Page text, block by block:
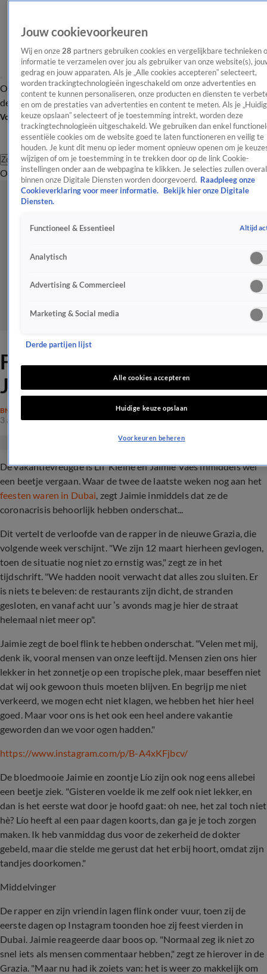
OverzichtAfleveringen Entertainment TV Algemeen
Tip
de redactieNieuwsbrief
Volg Shownieuws
Zoeken
OverzichtEntertainmentSpraakmakendRealityCrimeVideo's
Feestvreugde Lil' Kleine en
Jaimie in Dubai toch vergaan
BN'ERS
3 apr 2020, 18:08
De vakantievreugde is Lil' Kleine en Jaimie Vaes inmiddels wel
een beetje vergaan. Waar de twee de laatste weken nog aan het
feesten waren in Dubai, zegt Jaimie inmiddels dat ze de
coronacrisis behoorlijk hebben onderschat...
Dit vertelt de verloofde van de rapper in de nieuwe Grazia, die
volgende week verschijnt. "We zijn 12 maart hierheen gevlogen,
toen de situatie nog niet zo ernstig was," zegt ze in het
tijdschrift. "We hadden nooit verwacht dat alles zou sluiten. Er
is niets te beleven: de restaurants zijn dicht, de stranden
gesloten, en vanaf acht uur ’s avonds mag je hier de straat
helemaal niet meer op".
Jaimie zegt de boel flink te hebben onderschat. "Velen met mij,
denk ik, vooral mensen van onze leeftijd. Mensen zien ons hier
lekker in het zonnetje op een tropische plek, maar beseffen niet
dat wij ook gewoon thuis moeten blijven. En begrijp me niet
verkeerd, we mogen echt niet klagen, we hebben het hier heel
goed. Maar voor ons is het ook een heel andere vakantie
geworden dan we voor ogen hadden."
https://www.instagram.com/p/B-A4xKFjbcv/
De bloedmooie Jaimie en zoontje Lío zijn ook nog eens allebei
een beetje ziek. "Gisteren voelde ik me zelf ook niet lekker, en
dan is het eerste wat door je hoofd gaat: oh nee, het zal toch niet
hè? Lío heeft al een paar dagen koorts, dan ga je je toch zorgen
maken. Ik heb vanmiddag dus voor de zekerheid de dokter
gebeld, maar die stelde me gerust dat het erbij hoort, omdat zijn
tandjes doorkomen."
Middelvinger
De rapper en zijn vriendin lagen flink onder vuur, toen zij de
eerste dagen op Instagram toonden hoe zij feest vierden in
Dubai. Jaimie reageerde daar boos op. "Normaal zeg ik niet zo
snel iets als mensen commentaar hebben," zegt ze hierover in de
Grazia. "Maar nu had ik zoiets van: het is weer zo makkelijk om
Jouw cookievoorkeuren
Wij en onze 28 partners gebruiken cookies en vergelijkbare technieken
informatie te verzamelen over jou als gebruiker van onze website(s),
gedrag en jouw apparaten. Als je „Alle cookies accepteren” selecteert,
worden trackingtechnologieën ingeschakeld om onze advertenties en
content te kunnen personaliseren, onze producten en diensten te
en om de prestaties van advertenties en content te meten. Als je
keuze opslaan” selecteert of je toestemming intrekt, worden deze
trackingtechnologieën uitgeschakeld. We gebruiken dan enkel
essentiële cookies om de website goed te laten functioneren en veilig te
houden. Je kunt dit menu op ieder moment opnieuw openen om je
wijzigen of om je toestemming in te trekken door op de link Cookie-
instellingen onder aan de webpagina te klikken. Je selecties zullen overal
binnen onze Digitale Diensten worden doorgevoerd. Raadpleeg onze
Cookieverklaring voor meer informatie.
Bekijk hier onze Digitale
Diensten.
Functioneel & Essentieel Altijd
Analytisch
Advertising & Commercieel
Marketing & Social media
Derde partijen lijst
Alle cookies accepteren
Huidige keuze opslaan
Voorkeuren beheren